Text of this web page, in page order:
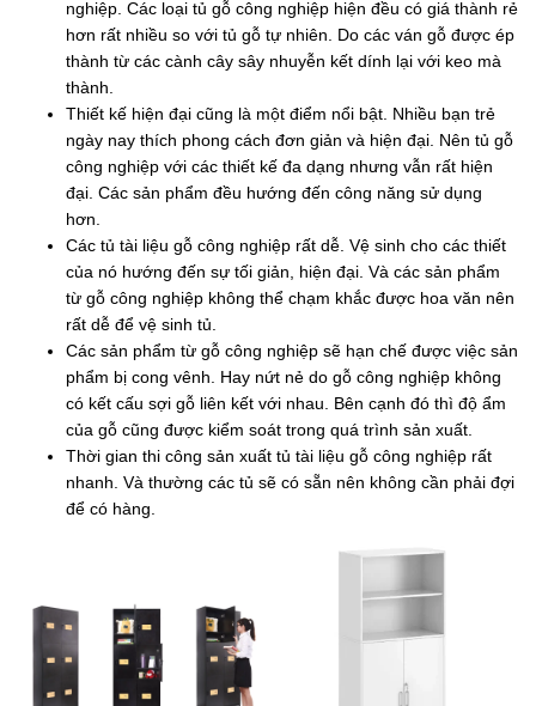
nghiệp. Các loại tủ gỗ công nghiệp hiện đều có giá thành rẻ
hơn rất nhiều so với tủ gỗ tự nhiên. Do các ván gỗ được ép
thành từ các cành cây sây nhuyễn kết dính lại với keo mà
thành.
Thiết kế hiện đại cũng là một điểm nổi bật. Nhiều bạn trẻ
ngày nay thích phong cách đơn giản và hiện đại. Nên tủ gỗ
công nghiệp với các thiết kế đa dạng nhưng vẫn rất hiện
đại. Các sản phẩm đều hướng đến công năng sử dụng
hơn.
Các tủ tài liệu gỗ công nghiệp rất dễ. Vệ sinh cho các thiết
của nó hướng đến sự tối giản, hiện đại. Và các sản phẩm
từ gỗ công nghiệp không thể chạm khắc được hoa văn nên
rất dễ để vệ sinh tủ.
Các sản phẩm từ gỗ công nghiệp sẽ hạn chế được việc sản
phẩm bị cong vênh. Hay nứt nẻ do gỗ công nghiệp không
có kết cấu sợi gỗ liên kết với nhau. Bên cạnh đó thì độ ẩm
của gỗ cũng được kiểm soát trong quá trình sản xuất.
Thời gian thi công sản xuất tủ tài liệu gỗ công nghiệp rất
nhanh. Và thường các tủ sẽ có sẵn nên không cần phải đợi
để có hàng.